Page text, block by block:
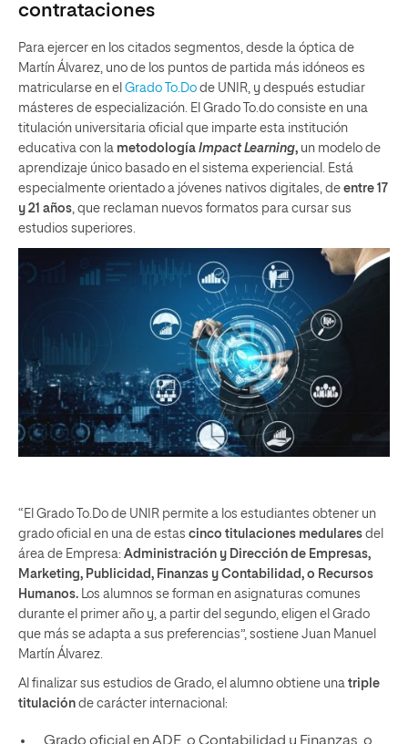
contrataciones
Para ejercer en los citados segmentos, desde la óptica de
Martín Álvarez, uno de los puntos de partida más idóneos es
matricularse en el Grado To.Do de UNIR, y después estudiar
másteres de especialización. El Grado To.do consiste en una
titulación universitaria oficial que imparte esta institución
educativa con la metodología Impact Learning, un modelo de
aprendizaje único basado en el sistema experiencial. Está
especialmente orientado a jóvenes nativos digitales, de entre 17
y 21 años , que reclaman nuevos formatos para cursar sus
estudios superiores.
“El Grado To.Do de UNIR permite a los estudiantes obtener un
grado oficial en una de estas cinco titulaciones medulares del
área de Empresa: Administración y Dirección de Empresas,
Marketing, Publicidad, Finanzas y Contabilidad, o Recursos
Humanos. Los alumnos se forman en asignaturas comunes
durante el primer año y, a partir del segundo, eligen el Grado
que más se adapta a sus preferencias”, sostiene Juan Manuel
Martín Álvarez.
Al finalizar sus estudios de Grado, el alumno obtiene una triple
titulación de carácter internacional: